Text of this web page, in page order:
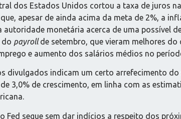
dos Estados Unidos cortou a taxa de juros
apesar de ainda acima da meta de 2%, a
monetária acerca de uma possível
do payrollde setembro, que vieram melhores do
e aumento dos salários médios no
divulgados indicam um certo arrefecimento
3,0% de crescimento, em linha com as
segue sem dar indícios a respeito dos